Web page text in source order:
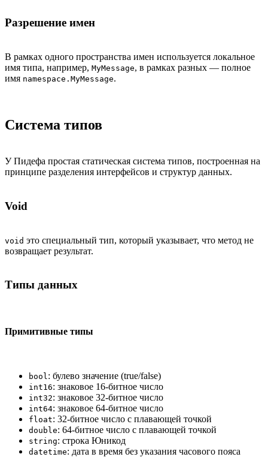
Разрешение имен
В рамках одного пространства имен используется локальное
имя типа, например, MyMessage, в рамках разных — полное
имя namespace.MyMessagе.
Система типов
У Пидефа простая статическая система типов, построенная на
принципе разделения интерфейсов и структур данных.
Void
void это специальный тип, который указывает, что метод не
возвращает результат.
Типы данных
Примитивные типы
bool : булево значение (true/false)
int16: знаковое 16-битное число
int32: знаковое 32-битное число
int64: знаковое 64-битное число
float: 32-битное число с плавающей точкой
double: 64-битное число с плавающей точкой
string: строка Юникод
datetime: дата в время без указания часового пояса